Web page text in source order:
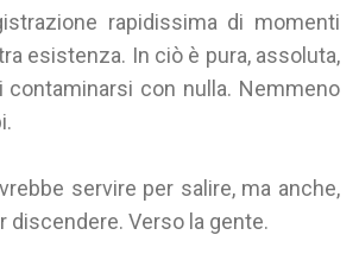
rapidissima di momenti
esistenza. In ciò è pura, assoluta,
contaminarsi con nulla. Nemmeno
servire per salire, ma anche,
discendere. Verso la gente.